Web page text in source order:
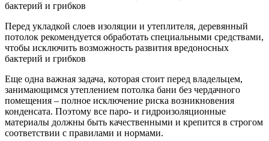
Перед укладкой слоев изоляции и утеплителя, деревянный
потолок рекомендуется обработать специальными средствами,
чтобы исключить возможность развития вредоносных
бактерий и грибков
Еще одна важная задача, которая стоит перед владельцем,
занимающимся утеплением потолка бани без чердачного
помещения – полное исключение риска возникновения
конденсата. Поэтому все паро- и гидроизоляционные
материалы должны быть качественными и крепится в строгом
соответствии с правилами и нормами.